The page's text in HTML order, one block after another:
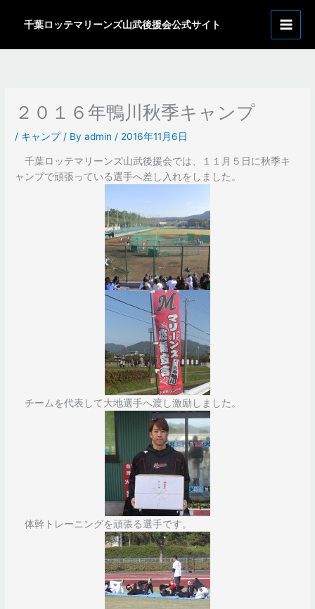
千葉ロッテマリーンズ山武後援会公式サイト
２０１６年鴨川秋季キャンプ
/ キャンプ/ Byadmin/ 2016年11月6日
千葉ロッテマリーンズ山武後援会では、１１月５日に秋季キ
ャンプで頑張っている選手へ差し入れをしました。
チームを代表して大地選手へ渡し激励しました。
体幹トレーニングを頑張る選手です。
ー